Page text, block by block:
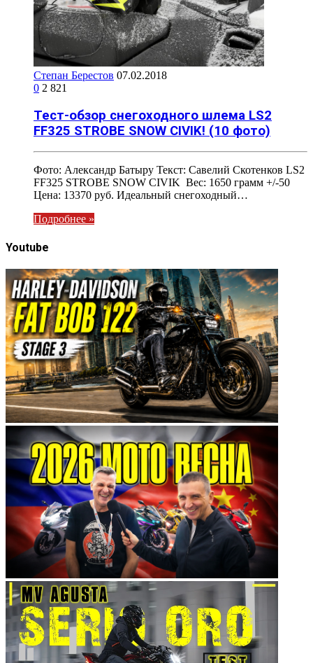
Степан Берестов 07.02.2018
0 2 821
Тест-обзор снегоходного шлема LS2
FF325 STROBE SNOW CIVIK! (10 фото)
Фото: Александр Батыру Текст: Савелий Скотенков LS2
FF325 STROBE SNOW CIVIK Вес: 1650 грамм +/-50
Цена: 13370 руб. Идеальный снегоходный…
Подробнее »
Youtube